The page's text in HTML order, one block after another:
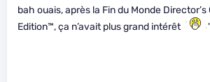
bah ouais, après la Fin du Monde
Edition™, ça n’avait plus grand intérêt